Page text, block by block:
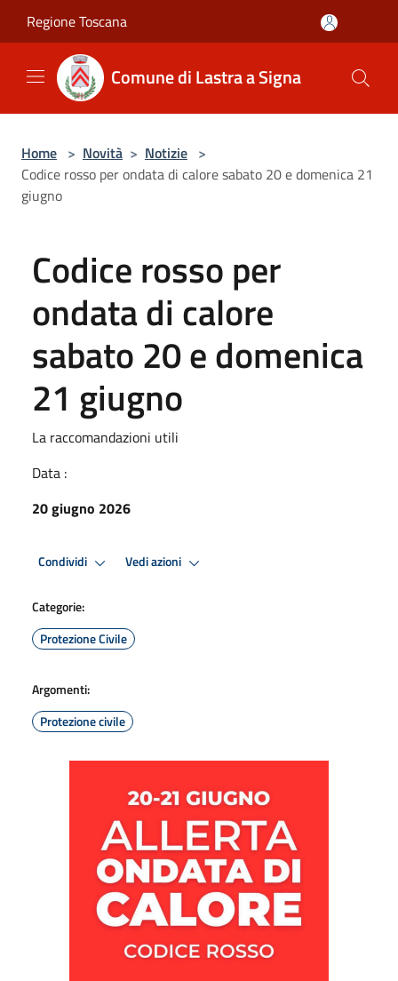
Regione Toscana
Comune di Lastra a Signa
Home > Novità > Notizie >
Codice rosso per ondata di calore sabato 20 e domenica 21
giugno
Codice rosso per
ondata di calore
sabato 20 e domenica
21 giugno
La raccomandazioni utili
Data :
20 giugno 2026
Condividi Vedi azioni
Categorie:
Protezione Civile
Argomenti:
Protezione civile